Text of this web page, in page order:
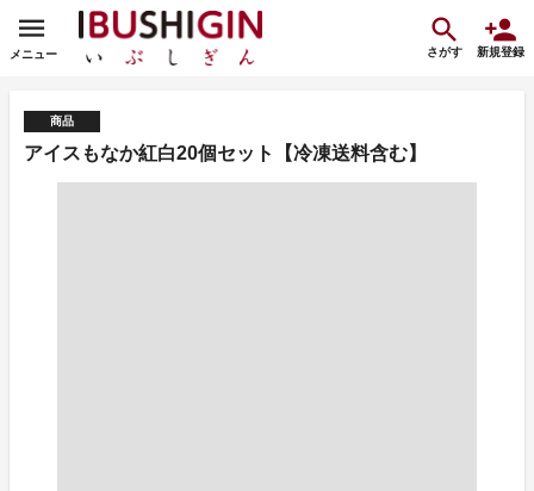
メニュー さがす 新規登録
商品
アイスもなか紅白20個セット【冷凍送料含む】